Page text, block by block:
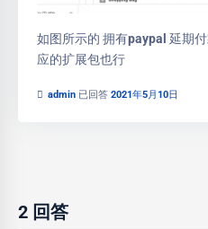
如图所示的 拥有paypal 延期
应的扩展包也行
admin 已回答 2021年5月10日
2 回答